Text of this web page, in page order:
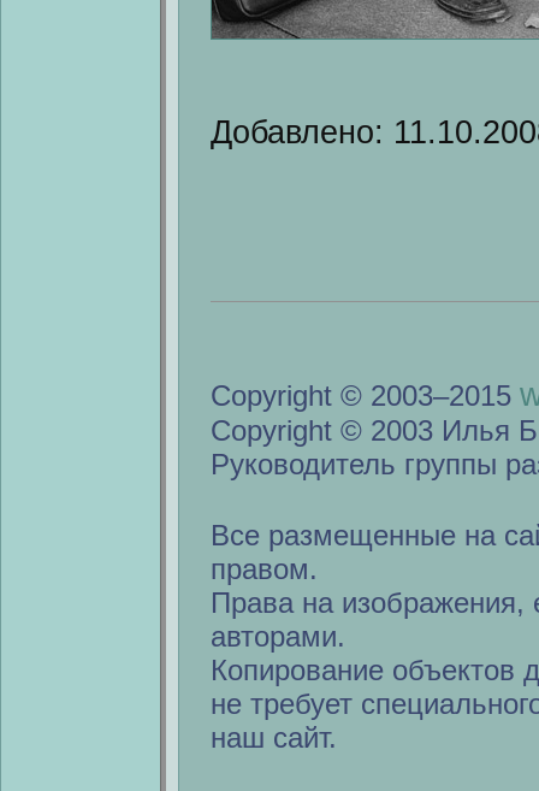
Добавлено:
Copyright © 2003–2015
Copyright © 2003 Илья
Руководитель группы
Все размещенные на
правом.
Права на изображения,
авторами.
Копирование объектов
не требует
наш сайт.